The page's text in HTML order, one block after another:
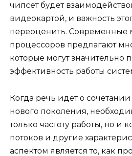
чипсет будет
видеокартой, и важность
переоценить. Современные
процессоров предлагают
которые могут значительно
эффективность работы
Когда речь идет о
нового поколения,
только частоту работы, но и
потоков и другие
аспектом является то, как